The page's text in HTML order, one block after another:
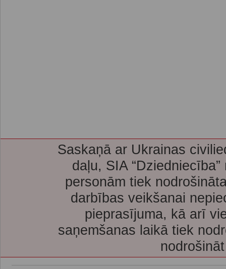
Saskaņā ar Ukrainas
daļu, SIA
personām tiek
darbības veikšanai
pieprasījuma, kā arī
saņemšanas laikā tiek